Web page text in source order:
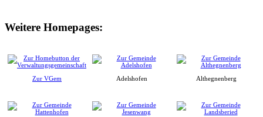
Weitere Homepages:
Zur VGem Adelshofen Althegnenberg